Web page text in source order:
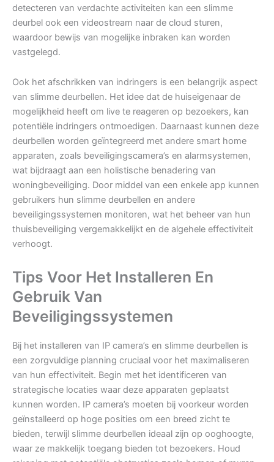
detecteren van verdachte activiteiten kan een slimme
deurbel ook een videostream naar de cloud sturen,
waardoor bewijs van mogelijke inbraken kan worden
vastgelegd.
Ook het afschrikken van indringers is een belangrijk aspect
van slimme deurbellen. Het idee dat de huiseigenaar de
mogelijkheid heeft om live te reageren op bezoekers, kan
potentiële indringers ontmoedigen. Daarnaast kunnen deze
deurbellen worden geïntegreerd met andere smart home
apparaten, zoals beveiligingscamera’s en alarmsystemen,
wat bijdraagt aan een holistische benadering van
woningbeveiliging. Door middel van een enkele app kunnen
gebruikers hun slimme deurbellen en andere
beveiligingssystemen monitoren, wat het beheer van hun
thuisbeveiliging vergemakkelijkt en de algehele effectiviteit
verhoogt.
Tips Voor Het Installeren En
Gebruik Van
Beveiligingssystemen
Bij het installeren van IP camera’s en slimme deurbellen is
een zorgvuldige planning cruciaal voor het maximaliseren
van hun effectiviteit. Begin met het identificeren van
strategische locaties waar deze apparaten geplaatst
kunnen worden. IP camera’s moeten bij voorkeur worden
geïnstalleerd op hoge posities om een breed zicht te
bieden, terwijl slimme deurbellen ideaal zijn op ooghoogte,
waar ze makkelijk toegang bieden tot bezoekers. Houd